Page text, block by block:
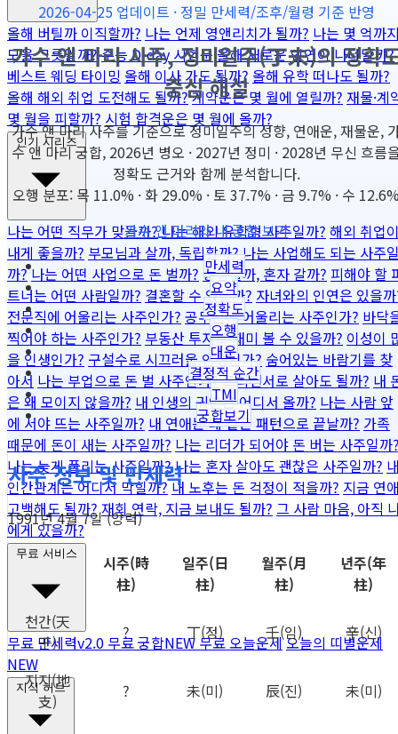
올해 버틸까 이직할까? 나는 언제 영앤리치가 될까? 나는 몇 억까
모을 그릇일까?수능 D-day 시험운 올해 새로운 인연이 나타날까?
베스트 웨딩 타이밍 올해 이사 가도 될까? 올해 유학 떠나도 될까?
올해 해외 취업 도전해도 될까?계약운은 몇 월에 열릴까? 재물·계
몇 월을 피할까? 시험 합격운은 몇 월에 올까?
인기 시리즈
나는 어떤 직무가 맞을까?나는 해외 유학형 사주일까? 해외 취업
내게 좋을까? 부모님과 살까, 독립할까?나는 사업해도 되는 사주
까? 나는 어떤 사업으로 돈 벌까? 동업할까, 혼자 갈까? 피해야 할
트너는 어떤 사람일까? 결혼할 수 있을까? 자녀와의 인연은 있을
전문직에 어울리는 사주인가? 공무원에 어울리는 사주인가? 바닥
찍어야 하는 사주인가? 부동산 투자로 재미 볼 수 있을까? 이성이
을 인생인가? 구설수로 시끄러울 인생인가? 숨어있는 바람기를 찾
아서 나는 부업으로 돈 벌 사주인가?프리랜서로 살아도 될까? 내
은 왜 모이지 않을까? 내 인생의 귀인은 어디서 올까? 나는 사람 앞
에 서야 뜨는 사주일까? 내 연애는 왜 같은 패턴으로 끝날까? 가족
때문에 돈이 새는 사주일까?나는 리더가 되어야 돈 버는 사주일까
나는 늦게 풀리는 사주일까?나는 혼자 살아도 괜찮은 사주일까?
인간관계는 어디서 막힐까?내 노후는 돈 걱정이 적을까? 지금 연
고백해도 될까? 재회 연락, 지금 보내도 될까? 그 사람 마음, 아직
에게 있을까?
무료 서비스
무료 만세력v2.0 무료 궁합NEW 무료 오늘운세 오늘의 띠별운세
NEW
지식 허브
2026-04-25 업데이트 · 정밀 만세력/조후/월령 기준 반영
가수 앤 마리 사주, 정미일주(丁未)의 정확
중심 해설
가수 앤 마리 사주를 기준으로 정미일주의 성향, 연애운, 재물운,
수 앤 마리 궁합, 2026년 병오 · 2027년 정미 · 2028년 무신 흐름
정확도 근거와 함께 분석합니다.
오행 분포: 목 11.0% · 화 29.0% · 토 37.7% · 금 9.7% · 수
가수 앤 마리와 내 궁합 보기
만세력
요약
정확도
오행
대운
결정적 순간
TMI
궁합보기
사주 정보 및 만세력
1991년 4월 7일 (양력)
시주(時
柱)
일주(日
柱)
월주(月
柱)
년주(年
柱)
천간(天
干)
? 丁(정) 壬(임) 辛(신)
지지(地
支)
? 未(미) 辰(진) 未(미)